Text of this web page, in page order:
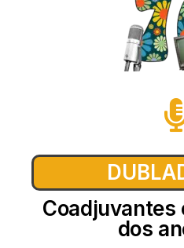
Coadjuvantes
dos